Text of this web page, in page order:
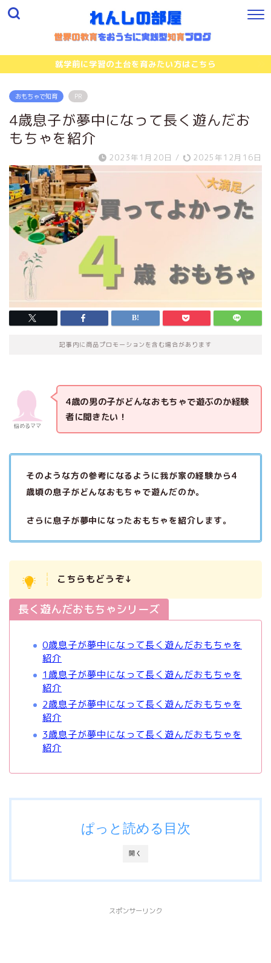
就学前に学習の土台を育みたい方はこちら
おもちゃで知育 PR
4歳息子が夢中になって長く遊んだお
もちゃを紹介
2023年1月20日 / 2025年12月16日
記事内に商品プロモーションを含む場合があります
悩めるママ
4歳の男の子がどんなおもちゃで遊ぶのか経験
者に聞きたい！
そのような方の参考になるように我が家の経験から4
歳頃の息子がどんなおもちゃで遊んだのか。
さらに息子が夢中になったおもちゃを紹介します。
こちらもどうぞ↓
長く遊んだおもちゃシリーズ
0歳息子が夢中になって長く遊んだおもちゃを
紹介
1歳息子が夢中になって長く遊んだおもちゃを
紹介
2歳息子が夢中になって長く遊んだおもちゃを
紹介
3歳息子が夢中になって長く遊んだおもちゃを
紹介
開く
ぱっと読める目次
スポンサーリンク